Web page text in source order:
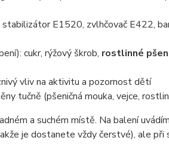
stabilizátor E1520, zvlhčovač E422,
cukr, rýžový škrob, rostlinné
vliv na aktivitu a pozornost dětí
tučně (pšeničná mouka, vejce,
a suchém místě. Na balení
je dostanete vždy čerstvé), ale při